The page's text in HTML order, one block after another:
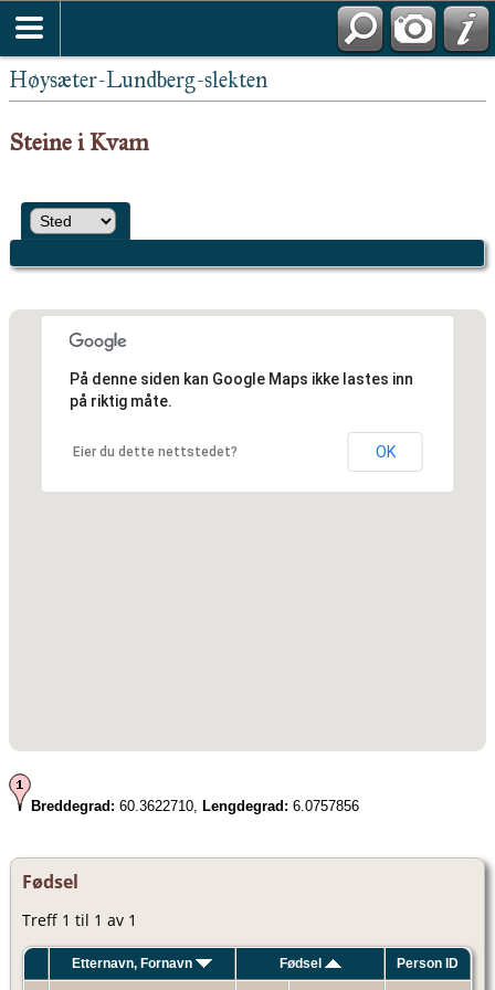
Høysæter-Lundberg-slekten
Steine i Kvam
På denne siden kan Google Maps ikke lastes inn
på riktig måte.
Eier du dette nettstedet? OK
Breddegrad: 60.3622710, Lengdegrad: 6.0757856
Fødsel
Treff 1 til 1 av 1
Etternavn, Fornavn Fødsel Person ID